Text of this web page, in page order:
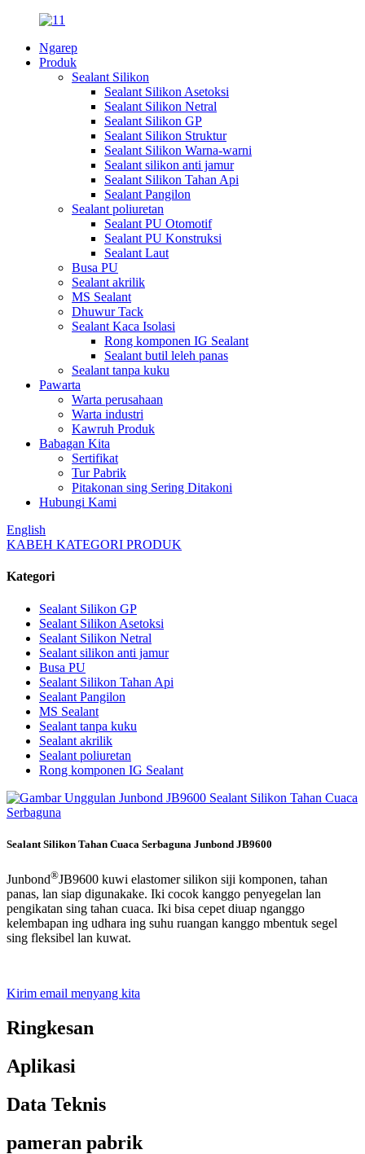
Ngarep
Produk
Sealant Silikon
Sealant Silikon Asetoksi
Sealant Silikon Netral
Sealant Silikon GP
Sealant Silikon Struktur
Sealant Silikon Warna-warni
Sealant silikon anti jamur
Sealant Silikon Tahan Api
Sealant Pangilon
Sealant poliuretan
Sealant PU Otomotif
Sealant PU Konstruksi
Sealant Laut
Busa PU
Sealant akrilik
MS Sealant
Dhuwur Tack
Sealant Kaca Isolasi
Rong komponen IG Sealant
Sealant butil leleh panas
Sealant tanpa kuku
Pawarta
Warta perusahaan
Warta industri
Kawruh Produk
Babagan Kita
Sertifikat
Tur Pabrik
Pitakonan sing Sering Ditakoni
Hubungi Kami
English
KABEH KATEGORI PRODUK
Kategori
Sealant Silikon GP
Sealant Silikon Asetoksi
Sealant Silikon Netral
Sealant silikon anti jamur
Busa PU
Sealant Silikon Tahan Api
Sealant Pangilon
MS Sealant
Sealant tanpa kuku
Sealant akrilik
Sealant poliuretan
Rong komponen IG Sealant
Sealant Silikon Tahan Cuaca Serbaguna Junbond JB9600
Junbond®JB9600 kuwi elastomer silikon siji komponen, tahan
panas, lan siap digunakake. Iki cocok kanggo penyegelan lan
pengikatan sing tahan cuaca. Iki bisa cepet diuap nganggo
kelembapan ing udhara ing suhu ruangan kanggo mbentuk segel
sing fleksibel lan kuwat.
Kirim email menyang kita
Ringkesan
Aplikasi
Data Teknis
pameran pabrik